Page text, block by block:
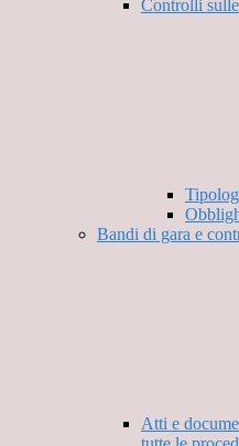
Controlli
Bandi di gara e
Atti e